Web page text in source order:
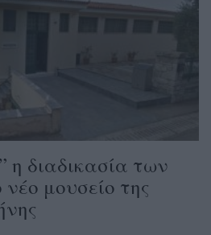
η διαδικασία των
μουσείο της